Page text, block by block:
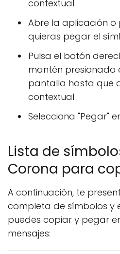
contextual.
Abre la aplicación
quieras pegar el
Pulsa el botón
mantén presionado
pantalla hasta que
contextual.
Selecciona "Pegar"
Lista de
Corona para
A continuación, te
completa de símbolos y
puedes copiar y pegar
mensajes: